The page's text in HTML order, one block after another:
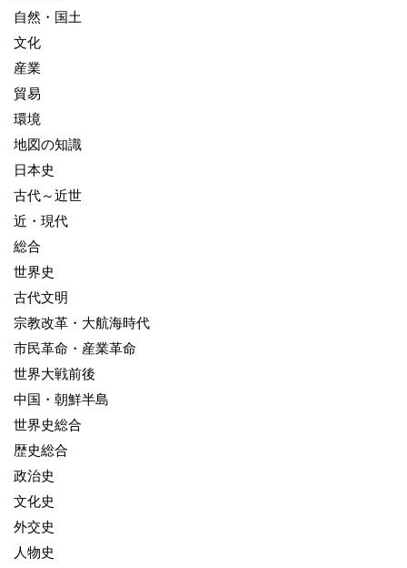
自然・国土
文化
産業
貿易
環境
地図の知識
日本史
古代～近世
近・現代
総合
世界史
古代文明
宗教改革・大航海時代
市民革命・産業革命
世界大戦前後
中国・朝鮮半島
世界史総合
歴史総合
政治史
文化史
外交史
人物史